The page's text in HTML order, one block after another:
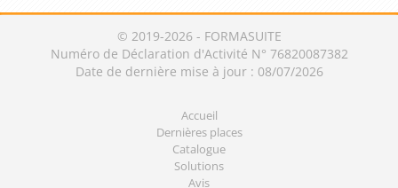
© 2019-2026 - FORMASUITE
Numéro de Déclaration d'Activité N° 76820087382
Date de dernière mise à jour : 08/07/2026
Accueil
Dernières places
Catalogue
Solutions
Avis